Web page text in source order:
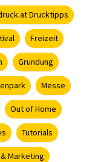
Drucktipps
Freizeit
Gründung
Messe
Out of Home
Tutorials
Marketing